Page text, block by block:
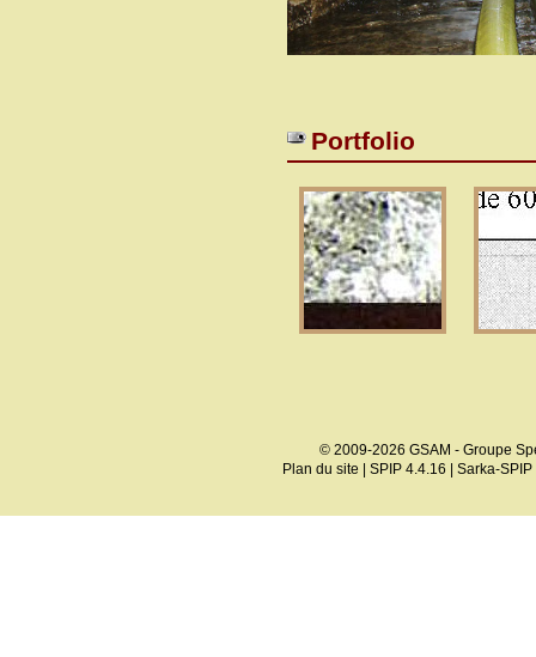
Portfolio
© 2009-2026 GSAM - Groupe
Plan du site
SPIP 4.4.16 Sarka-SPIP